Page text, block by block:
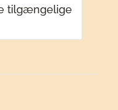
tilgængelige